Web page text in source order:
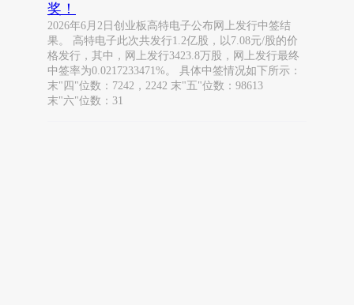
奖！
2026年6月2日创业板高特电子公布网上发行中签结
果。 高特电子此次共发行1.2亿股，以7.08元/股的价
格发行，其中，网上发行3423.8万股，网上发行最终
中签率为0.0217233471%。 具体中签情况如下所示：
末"四"位数：7242，2242 末"五"位数：98613
末"六"位数：31